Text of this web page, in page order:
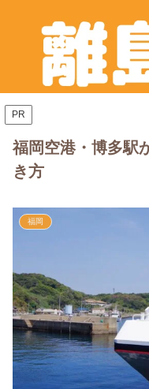
PR
福岡空港・博多駅
き方
福岡